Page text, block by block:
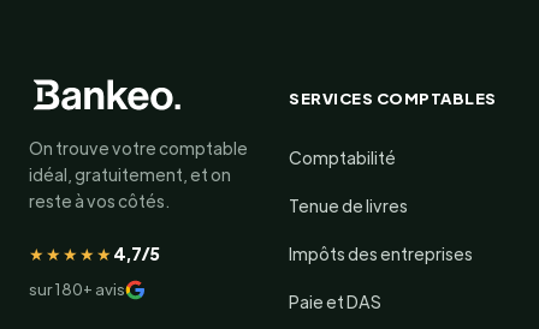
On trouve votre comptable
idéal, gratuitement, et on
reste à vos côtés.
★★★★★4,7/5
sur 180+ avis
SERVICES COMPTABLES
Comptabilité
Tenue de livres
Impôts des entreprises
Paie et DAS